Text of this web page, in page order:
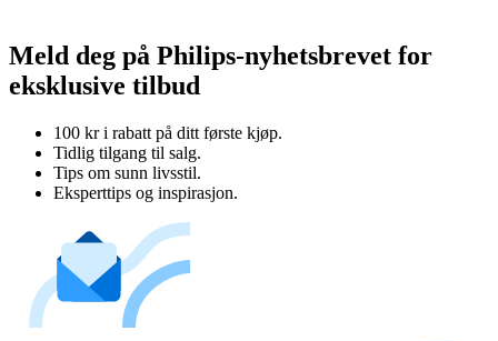
Meld deg på Philips-nyhetsbrevet for
eksklusive tilbud
100 kr i rabatt på ditt første kjøp.
Tidlig tilgang til salg.
Tips om sunn livsstil.
Eksperttips og inspirasjon.